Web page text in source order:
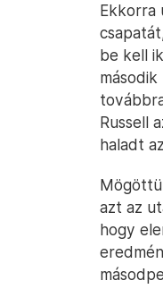
Ekkorra
be kell
Russell
haladt
azt az
hogy